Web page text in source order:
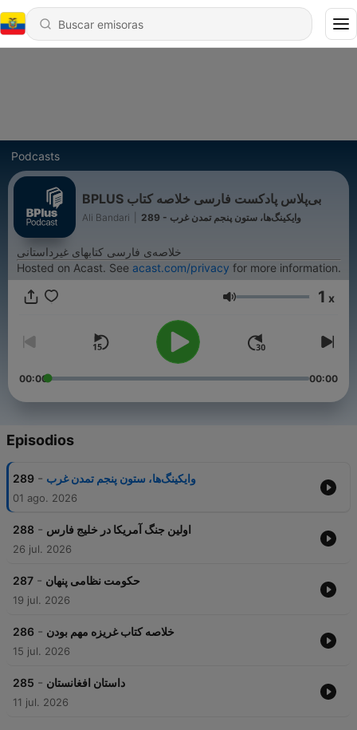
Podcasts
‌BPLUS بی‌پلاس پادکست فارسی خلاصه کتاب
Ali Bandari 289 - وایکینگ‌ها، ستون پنجم تمدن غرب
خلاصه‌ی فارسی کتابهای غیرداستانی
Hosted on Acast. See acast.com/privacy for more information.
Volumen 1 x
00:00 00:00
Episodios
289 - وایکینگ‌ها، ستون پنجم تمدن غرب
01 ago. 2026
288 - اولین جنگ آمریکا در خلیج فارس
26 jul. 2026
287 - حکومت نظامی پنهان
19 jul. 2026
286 - خلاصه کتاب غریزه مهم بودن
15 jul. 2026
285 - داستان افغانستان
11 jul. 2026